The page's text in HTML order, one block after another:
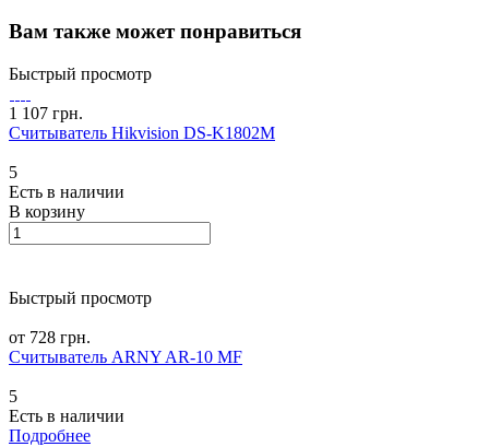
Вам также может понравиться
Быстрый просмотр
1 107 грн.
Считыватель Hikvision DS-K1802M
5
Есть в наличии
В корзину
Быстрый просмотр
от 728 грн.
Считыватель ARNY AR-10 MF
5
Есть в наличии
Подробнее